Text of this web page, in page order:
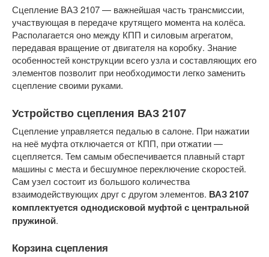
Сцепление ВАЗ 2107 — важнейшая часть трансмиссии,
участвующая в передаче крутящего момента на колёса.
Располагается оно между КПП и силовым агрегатом,
передавая вращение от двигателя на коробку. Знание
особенностей конструкции всего узла и составляющих его
элементов позволит при необходимости легко заменить
сцепление своими руками.
Устройство сцепления ВАЗ 2107
Сцепление управляется педалью в салоне. При нажатии
на неё муфта отключается от КПП, при отжатии —
сцепляется. Тем самым обеспечивается плавный старт
машины с места и бесшумное переключение скоростей.
Сам узел состоит из большого количества
взаимодействующих друг с другом элементов. ВАЗ 2107
комплектуется однодисковой муфтой с центральной
пружиной.
Корзина сцепления